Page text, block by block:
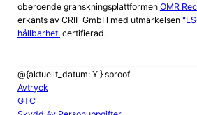
oberoende granskningsplattformen OMR
erkänts av CRIF GmbH med utmärkelsen
hållbarhet.certifierad.
@{aktuellt_datum: Y } sproof
Avtryck
GTC